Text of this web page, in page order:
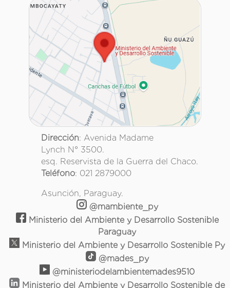
Dirección: Avenida Madame
Lynch N° 3500.
esq. Reservista de la Guerra del Chaco.
Teléfono: 021 2879000
Asunción, Paraguay.
@mambiente_py
Ministerio del Ambiente y Desarrollo Sostenible
Paraguay
Ministerio del Ambiente y Desarrollo Sostenible Py
@mades_py
@ministeriodelambientemades9510
Ministerio del Ambiente y Desarrollo Sostenible de